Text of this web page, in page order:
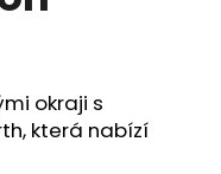
okraji s
která nabízí